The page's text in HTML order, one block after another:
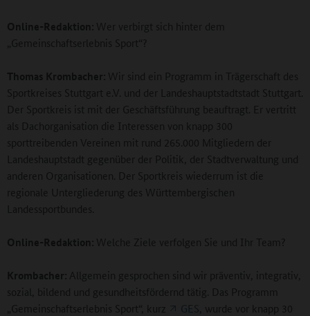
Online-Redaktion: Wer verbirgt sich hinter dem
„Gemeinschaftserlebnis Sport“?
Thomas Krombacher: Wir sind ein Programm in Trägerschaft des
Sportkreises Stuttgart e.V. und der Landeshauptstadtstadt Stuttgart.
Der Sportkreis ist mit der Geschäftsführung beauftragt. Er vertritt
als Dachorganisation die Interessen von knapp 300
sporttreibenden Vereinen mit rund 265.000 Mitgliedern der
Landeshauptstadt gegenüber der Politik, der Stadtverwaltung und
anderen Organisationen. Der Sportkreis wiederrum ist die
regionale Untergliederung des Württembergischen
Landessportbundes.
Online-Redaktion: Welche Ziele verfolgen Sie und Ihr Team?
Krombacher: Allgemein gesprochen sind wir präventiv, integrativ,
sozial, bildend und gesundheitsfördernd tätig. Das Programm
„Gemeinschaftserlebnis Sport“, kurz
GES , wurde vor knapp 30